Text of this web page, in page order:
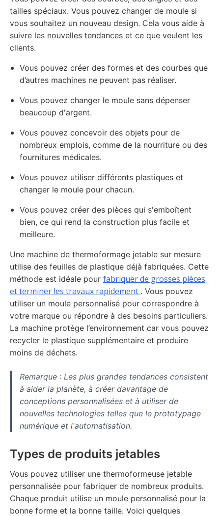
tailles spéciaux. Vous pouvez changer de moule si
vous souhaitez un nouveau design. Cela vous aide à
suivre les nouvelles tendances et ce que veulent les
clients.
Vous pouvez créer des formes et des courbes que
d’autres machines ne peuvent pas réaliser.
Vous pouvez changer le moule sans dépenser
beaucoup d'argent.
Vous pouvez concevoir des objets pour de
nombreux emplois, comme de la nourriture ou des
fournitures médicales.
Vous pouvez utiliser différents plastiques et
changer le moule pour chacun.
Vous pouvez créer des pièces qui s'emboîtent
bien, ce qui rend la construction plus facile et
meilleure.
Une machine de thermoformage jetable sur mesure
utilise des feuilles de plastique déjà fabriquées. Cette
méthode est idéale pour fabriquer de grosses pièces
et terminer les travaux rapidement . Vous pouvez
utiliser un moule personnalisé pour correspondre à
votre marque ou répondre à des besoins particuliers.
La machine protège l’environnement car vous pouvez
recycler le plastique supplémentaire et produire
moins de déchets.
Remarque : Les plus grandes tendances consistent
à aider la planète, à créer davantage de
conceptions personnalisées et à utiliser de
nouvelles technologies telles que le prototypage
numérique et l'automatisation.
Types de produits jetables
Vous pouvez utiliser une thermoformeuse jetable
personnalisée pour fabriquer de nombreux produits.
Chaque produit utilise un moule personnalisé pour la
bonne forme et la bonne taille. Voici quelques